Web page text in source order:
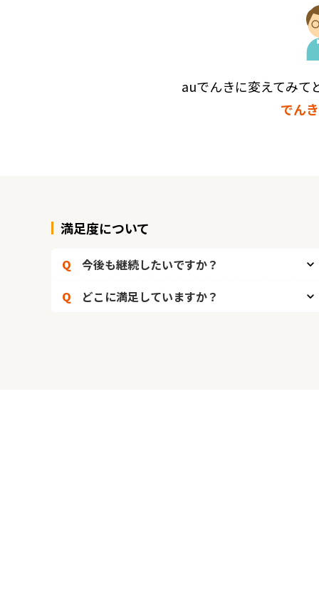
auでんきに変えてみて
でん
満足度について
Q
今後も継続したいですか？
Q
どこに満足していますか？